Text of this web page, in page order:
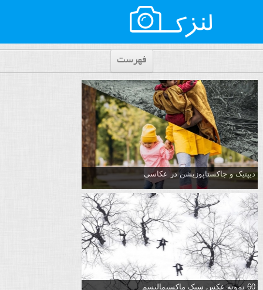
فهرست
دیپتیک و جاکستا‌پوزیشن در عکاسی
60 نمونه عکس سبک ماکسیمالیسم